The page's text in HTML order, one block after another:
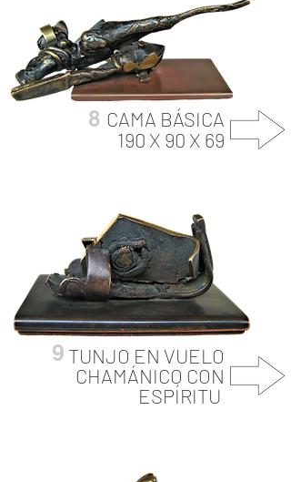
CAMA BÁSICA
190 X 90 X 69
TUNJO EN VUELO
CHAMÁNICO CON
ESPÍRITU
8
9